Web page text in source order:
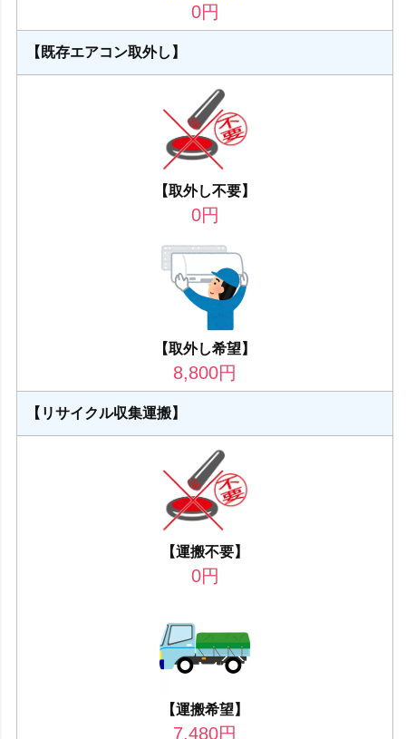
0円
【既存エアコン取外し】
【取外し不要】
0円
【取外し希望】
8,800円
【リサイクル収集運搬】
【運搬不要】
0円
【運搬希望】
7,480円